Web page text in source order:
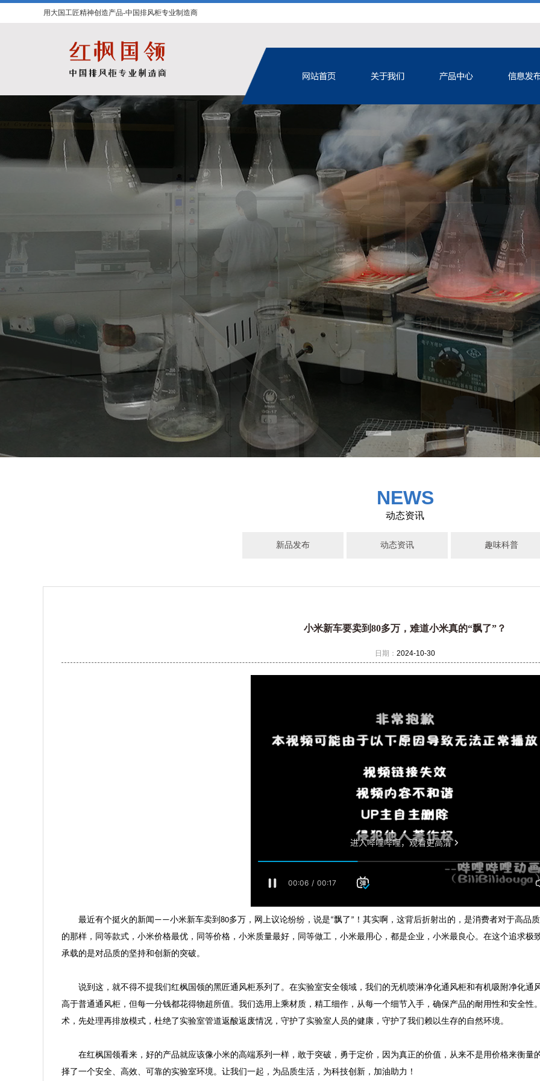
用大国工匠精神创造产品-中国排风柜专业制造商
产品中心 信息发布
NEWS
动态资讯
新品发布 动态资讯 趣味科普
小米新车要卖到80多万，难道小米真的“飘了”？
日期： 2024-10-30
最近有个挺火的新闻 ——小米新车卖到 80多万，网上议论纷纷，说是“飘了 ” ！ 其实啊，这背后折射出的，是消费者对于高品
的那样， 同等款式 ， 小米价格最优， 同等价格，小米质量最好， 同等做工 ， 小米最用心，都是企业 ， 小米最良心。 在这个追求极
承载的是对品质的坚持和创新的突破。
说到这，就不得不提我们红枫国领的黑匠通风柜系列了。在实验室安全领域，我们的无机喷淋净化通风柜和有机吸附净化
高于普通通风柜，但每一分钱都花得物超所值。我们选用上乘材质，精工细作，从每一个细节入手，确保产品的耐用性和安全性
术，先处理再排放模式 ， 杜绝了实验室管道返酸返废情况， 守护了实验室人员的健康， 守护了我们赖以生存的自然环境。
在红枫国领看来，好的产品就应该像小米的高端系列一样，敢于突破，勇于定价，因为真正的价值，从来不是用价格来衡
择了一个安全、高效、可靠的实验室环境。让我们一起，为品质生活，为科技创新，加油助力！